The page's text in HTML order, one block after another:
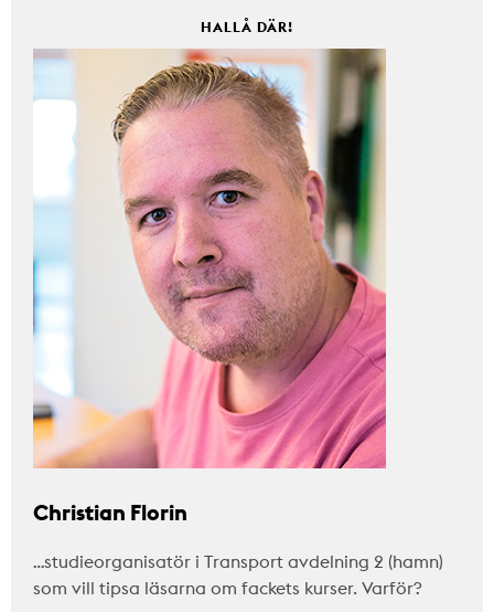
HALLÅ DÄR!
Christian Florin
…studieorganisatör i Transport avdelning 2 (hamn)
som vill tipsa läsarna om fackets kurser. Varför?